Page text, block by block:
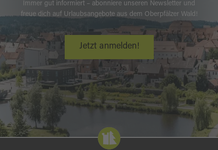
Immer gut informiert – abonniere unseren Newsletter und
freue dich auf Urlaubsangebote aus dem Oberpfälzer Wald!
Jetzt anmelden!